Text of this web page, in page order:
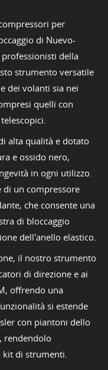
per
di Nuevo-
della
strumento versatile
dei volanti sia nei
quelli con
alta qualità e dotato
e ossido nero,
in ogni utilizzo.
di un compressore
che consente una
di bloccaggio
dell'anello elastico.
il nostro strumento
di direzione e ai
offrendo una
si estende
con piantoni dello
rendendolo
kit di strumenti.